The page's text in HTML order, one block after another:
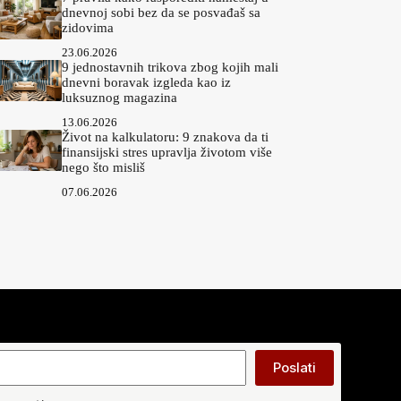
dnevnoj sobi bez da se posvađaš sa
zidovima
23.06.2026
9 jednostavnih trikova zbog kojih mali
dnevni boravak izgleda kao iz
luksuznog magazina
13.06.2026
Život na kalkulatoru: 9 znakova da ti
finansijski stres upravlja životom više
nego što misliš
07.06.2026
Poslati